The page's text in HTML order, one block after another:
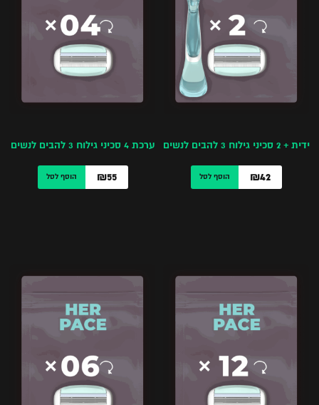
ידית + 2 סכיני גילוח 3 להבים לנשים
₪42 הוסף לסל
ערכת 4 סכיני גילוח 3 להבים לנשים
₪55 הוסף לסל